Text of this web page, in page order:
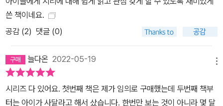
쓴 책이네요.
공감 (2) 댓글 (0)
늘다온 2022-05-19
시리즈 다 있어요. 첫번째 책은 제가 임의로 구매했는데 두번째 책부
터는 아이가 사달라고 해서 샀습니다. 한번만 보는 것이 아니라 몇 달